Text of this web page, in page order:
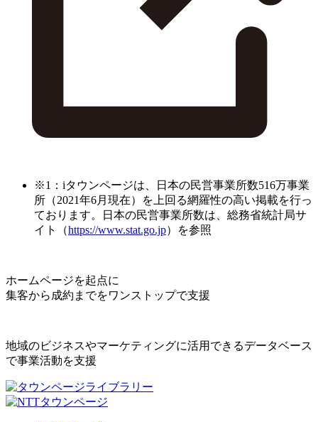
※1：iタウンページは、日本の民営事業所数516万事業
所（2021年6月現在）を上回る網羅性の高い掲載を行っ
ております。日本の民営事業所数は、総務省統計局サ
イト（https://www.stat.go.jp）を参照
ホームページを起点に
集客から成約までをワンストップで支援
地域のビジネスやマーケティングに活用できるデータベース
で事業活動を支援